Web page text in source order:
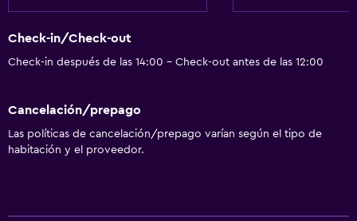
Internet
Extinguidor
Alarma de humo
Calefacción
Check-in/Check-out
Check-in después de las 14:00 - Check-out antes de las 12:00
Cancelación/prepago
Las políticas de cancelación/prepago varían según el tipo de
habitación y el proveedor.